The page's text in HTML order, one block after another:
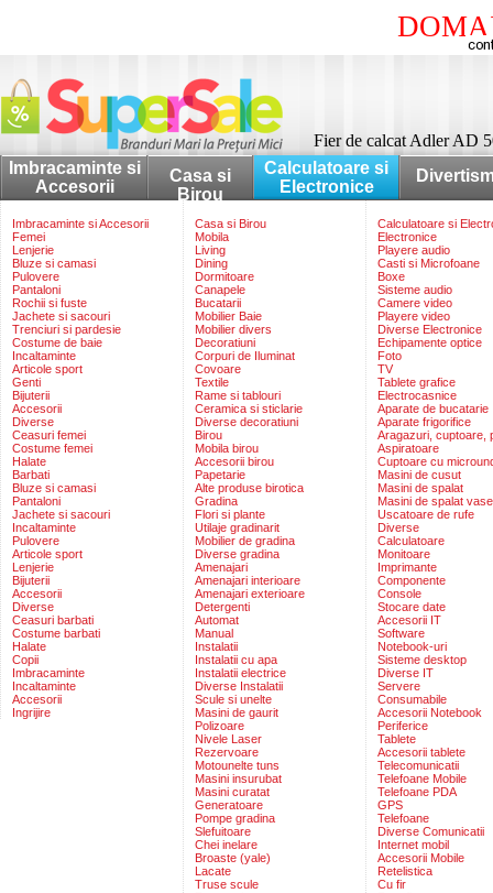
Fier de calcat Adler AD
Imbracaminte si
Accesorii
Casa si
Birou
Calculatoare si
Electronice
Imbracaminte si Accesorii
Femei
Lenjerie
Bluze si camasi
Pulovere
Pantaloni
Rochii si fuste
Jachete si sacouri
Trenciuri si pardesie
Costume de baie
Incaltaminte
Articole sport
Genti
Bijuterii
Accesorii
Diverse
Ceasuri femei
Costume femei
Halate
Barbati
Bluze si camasi
Pantaloni
Jachete si sacouri
Incaltaminte
Pulovere
Articole sport
Lenjerie
Bijuterii
Accesorii
Diverse
Ceasuri barbati
Costume barbati
Halate
Copii
Imbracaminte
Incaltaminte
Accesorii
Ingrijire
Casa si Birou
Mobila
Living
Dining
Dormitoare
Canapele
Bucatarii
Mobilier Baie
Mobilier divers
Decoratiuni
Corpuri de Iluminat
Covoare
Textile
Rame si tablouri
Ceramica si sticlarie
Diverse decoratiuni
Birou
Mobila birou
Accesorii birou
Papetarie
Alte produse birotica
Gradina
Flori si plante
Utilaje gradinarit
Mobilier de gradina
Diverse gradina
Amenajari
Amenajari interioare
Amenajari exterioare
Detergenti
Automat
Manual
Instalatii
Instalatii cu apa
Instalatii electrice
Diverse Instalatii
Scule si unelte
Masini de gaurit
Polizoare
Nivele Laser
Rezervoare
Motounelte tuns
Masini insurubat
Masini curatat
Generatoare
Pompe gradina
Slefuitoare
Chei inelare
Broaste (yale)
Lacate
Truse scule
Calculatoare si
Electronice
Playere audio
Casti si Microfoane
Boxe
Sisteme audio
Camere video
Playere video
Diverse Electronice
Echipamente optice
Foto
TV
Tablete grafice
Electrocasnice
Aparate de bucatarie
Aparate frigorifice
Aragazuri, cuptoare,
Aspiratoare
Cuptoare cu
Masini de cusut
Masini de spalat
Masini de spalat vase
Uscatoare de rufe
Diverse
Calculatoare
Monitoare
Imprimante
Componente
Console
Stocare date
Accesorii IT
Software
Notebook-uri
Sisteme desktop
Diverse IT
Servere
Consumabile
Accesorii Notebook
Periferice
Tablete
Accesorii tablete
Telecomunicatii
Telefoane Mobile
Telefoane PDA
GPS
Telefoane
Diverse Comunicatii
Internet mobil
Accesorii Mobile
Retelistica
Cu fir